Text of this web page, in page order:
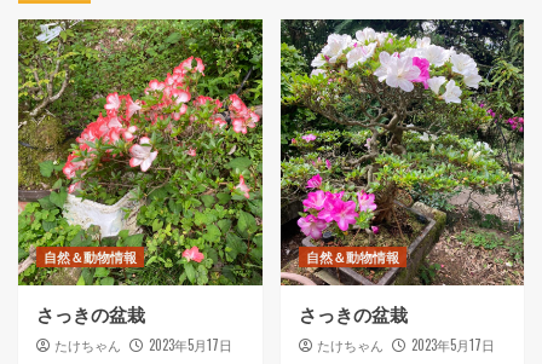
自然＆動物情報
さっきの盆栽
たけちゃん 2023年5月17日
自然＆動物情報
さっきの盆栽
たけちゃん 2023年5月17日